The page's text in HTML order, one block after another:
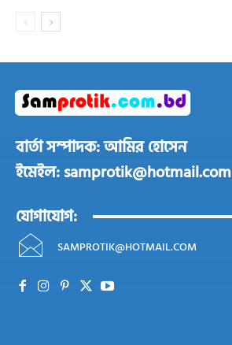
বার্তা সম্পাদক: আমির হোসেন
ইমেইল: samprotik@hotmail.com
যোগাযোগ:
SAMPROTIK@HOTMAIL.COM